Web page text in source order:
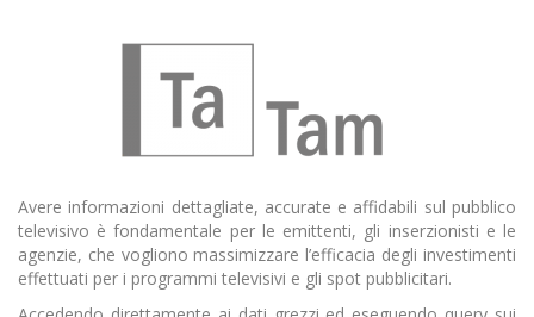
Avere informazioni dettagliate, accurate e affidabili sul pubblico
televisivo è fondamentale per le emittenti, gli inserzionisti e le
agenzie, che vogliono massimizzare l’efficacia degli investimenti
effettuati per i programmi televisivi e gli spot pubblicitari.